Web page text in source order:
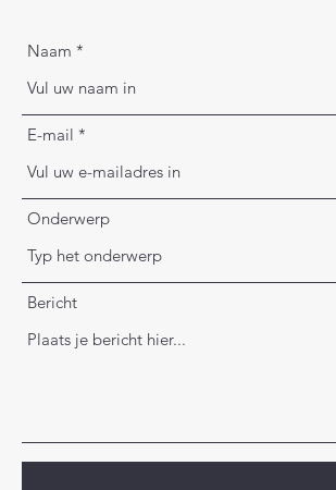
Naam
E-mail
Onderwerp
Bericht